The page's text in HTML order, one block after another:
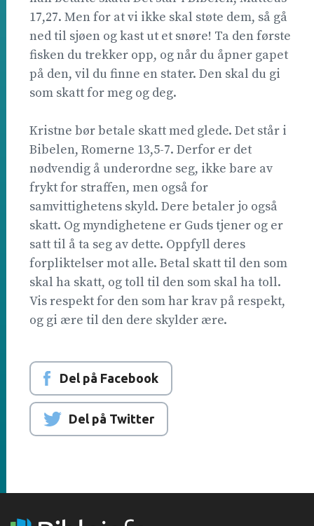
17,27. Men for at vi ikke skal støte dem, så gå
ned til sjøen og kast ut et snøre! Ta den første
fisken du trekker opp, og når du åpner gapet
på den, vil du finne en stater. Den skal du gi
som skatt for meg og deg.
Kristne bør betale skatt med glede. Det står i
Bibelen, Romerne 13,5-7. Derfor er det
nødvendig å underordne seg, ikke bare av
frykt for straffen, men også for
samvittighetens skyld. Dere betaler jo også
skatt. Og myndighetene er Guds tjener og er
satt til å ta seg av dette. Oppfyll deres
forpliktelser mot alle. Betal skatt til den som
skal ha skatt, og toll til den som skal ha toll.
Vis respekt for den som har krav på respekt,
og gi ære til den dere skylder ære.
Del på Facebook
Del på Twitter